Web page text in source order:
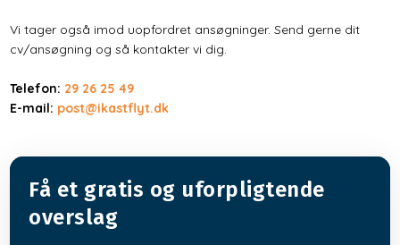
Vi tager også imod uopfordret ansøgninger. Send gerne dit
cv/ansøgning og så kontakter vi dig.
Telefon: 29 26 25 49
E-mail: post@ikastflyt.dk
Få et gratis og uforpligtende
overslag